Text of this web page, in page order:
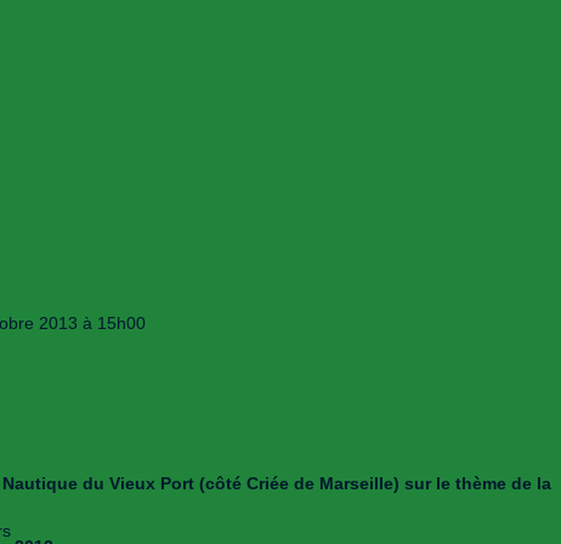
2013 à 15h00
du Vieux Port (côté Criée de Marseille) sur le thème de la